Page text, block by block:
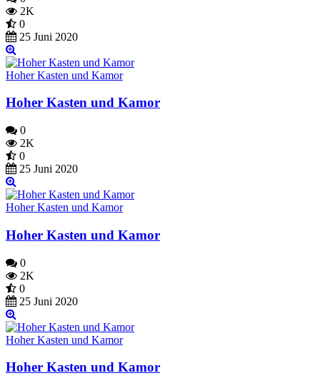
2K
0
25 Juni 2020
Hoher Kasten und Kamor
Hoher Kasten und Kamor
0
2K
0
25 Juni 2020
Hoher Kasten und Kamor
Hoher Kasten und Kamor
0
2K
0
25 Juni 2020
Hoher Kasten und Kamor
Hoher Kasten und Kamor